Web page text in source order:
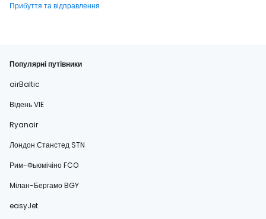
Прибуття та відправлення
Популярні путівники
airBaltic
Відень VIE
Ryanair
Лондон Станстед STN
Рим-Фьюмічіно FCO
Мілан-Бергамо BGY
easyJet